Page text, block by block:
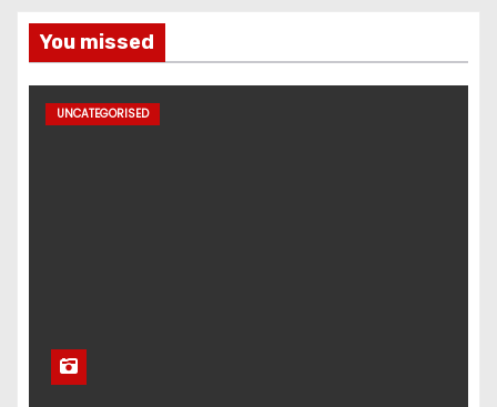
You missed
UNCATEGORISED